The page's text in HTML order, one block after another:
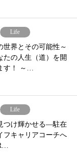
Life
世界とその可能性～
たの人生（道）を開
す！ ～…
Life
つけ輝かせる―駐在
フキャリアコーチへ